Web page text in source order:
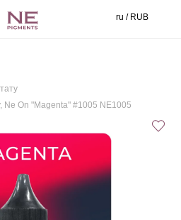
ru / RUB
Ne On "Magenta" #1005 NE1005